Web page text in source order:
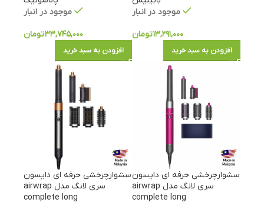
موجود در انبار
۱۳,۲۹۱,۰۰۰تومان
افزودن به سبد خرید
موجود در انبار
۳۳,۷۴۵,۰۰۰تومان
افزودن به سبد خرید
سشوارچرخشی حرفه ای دایسون
سری لانگ مدل airwrap
complete long
سشوارچرخشی حرفه ای دایسون
سری لانگ مدل airwrap
complete long